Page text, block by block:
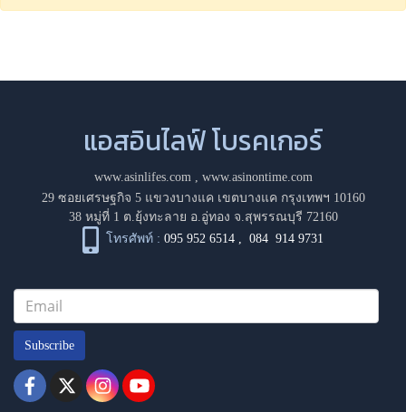
แอสอินไลฟ์ โบรคเกอร์
www.asinlifes.com, www.asinontime.com
29 ซอยเศรษฐกิจ 5 แขวงบางแค เขตบางแค กรุงเทพฯ 10160
38 หมู่ที่ 1 ต.ยุ้งทะลาย อ.อู่ทอง จ.สุพรรณบุรี 72160
โทรศัพท์ : 095 952 6514 ,084 914 9731
Subscribe